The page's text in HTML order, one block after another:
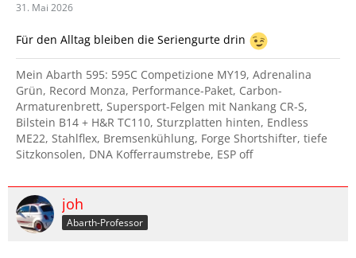
31. Mai 2026
Für den Alltag bleiben die Seriengurte drin
Mein Abarth 595: 595C Competizione MY19, Adrenalina
Grün, Record Monza, Performance-Paket, Carbon-
Armaturenbrett, Supersport-Felgen mit Nankang CR-S,
Bilstein B14 + H&R TC110, Sturzplatten hinten, Endless
ME22, Stahlflex, Bremsenkühlung, Forge Shortshifter, tiefe
Sitzkonsolen, DNA Kofferraumstrebe, ESP off
joh
Abarth-Professor